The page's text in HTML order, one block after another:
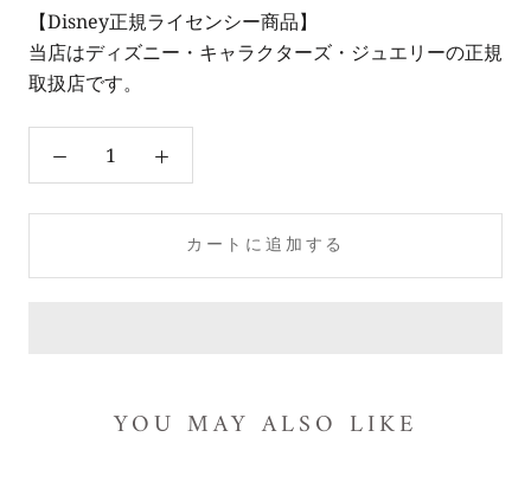
【Disney正規ライセンシー商品】
当店はディズニー・キャラクターズ・ジュエリーの正規
取扱店です。
カートに追加する
YOU MAY ALSO LIKE